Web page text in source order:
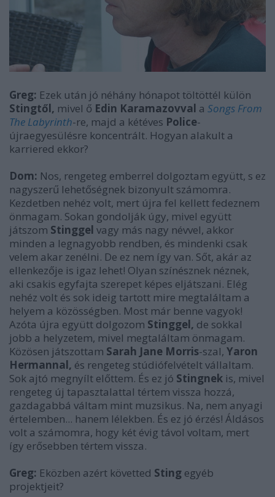
Greg: Ezek után jó néhány hónapot töltöttél külön
Stingtől, mivel ő Edin Karamazovval a Songs From
The Labyrinth-re, majd a kétéves Police-
újraegyesülésre koncentrált. Hogyan alakult a
karriered ekkor?
Dom: Nos, rengeteg emberrel dolgoztam együtt, s ez
nagyszerű lehetőségnek bizonyult számomra.
Kezdetben nehéz volt, mert újra fel kellett fedeznem
önmagam. Sokan gondolják úgy, mivel együtt
játszom Stinggel vagy más nagy névvel, akkor
minden a legnagyobb rendben, és mindenki csak
velem akar zenélni. De ez nem így van. Sőt, akár az
ellenkezője is igaz lehet! Olyan színésznek néznek,
aki csakis egyfajta szerepet képes eljátszani. Elég
nehéz volt és sok ideig tartott mire megtaláltam a
helyem a közösségben. Most már benne vagyok!
Azóta újra együtt dolgozom Stinggel, de sokkal
jobb a helyzetem, mivel megtaláltam önmagam.
Közösen játszottam Sarah Jane Morris-szal, Yaron
Hermannal, és rengeteg stúdiófelvételt vállaltam.
Sok ajtó megnyílt előttem. És ez jó Stingnek is, mivel
rengeteg új tapasztalattal tértem vissza hozzá,
gazdagabbá váltam mint muzsikus. Na, nem anyagi
értelemben... hanem lélekben. És ez jó érzés! Áldásos
volt a számomra, hogy két évig távol voltam, mert
így erősebben tértem vissza.
Greg: Eközben azért követted Sting egyéb
projektjeit?